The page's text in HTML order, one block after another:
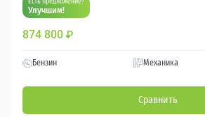
Улучшим!
874 800 ₽
Бензин Механика
Сравнить